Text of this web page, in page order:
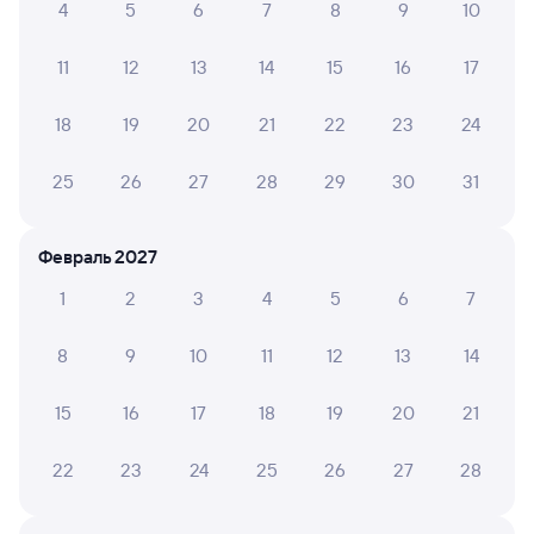
из Москвы Ярославской
Нижний Ингаш
11:55 18:43
Дни следования ближайшие: 7, 8, 9 августа Маршрут
Плацкарт
от6 ⁠331 ⁠₽
010Н Проходящий 6,3
15:23 18:33
4 5 6 7 8 9 10
11 12 13 14 15 16 17
18 19 20 21 22 23 24
25 26 27 28 29 30 31
Февраль 2027
1
2 3 4 5 6 7
8 9 10 11 12 13 14
15 16 17 18 19 20 21
22 23 24 25 26 27 28